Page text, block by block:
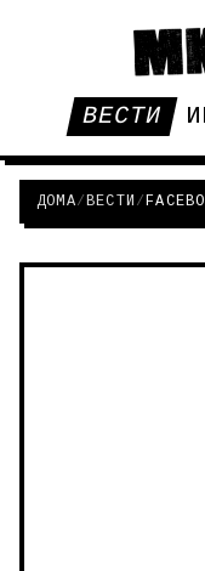
ВЕСТИ
ДОМА/ВЕСТИ /